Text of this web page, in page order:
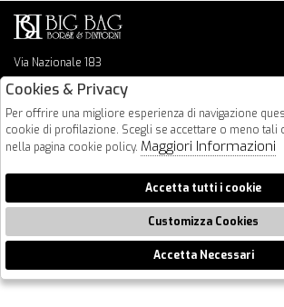
Via Nazionale 183
64026 Roseto Degli Abruzzi
info@bigbagshoponline.it
follow us
2026 BigBag - P.iva : 00916940679 Powered by
🍪
Cookies & Privacy
Per offrire una migliore esperienza di navigazione
cookie di profilazione. Scegli se accettare o meno
nella pagina cookie policy. Maggiori Informazioni
Accetta tutti i cookie
Customizza Cookies
Accetta Necessari